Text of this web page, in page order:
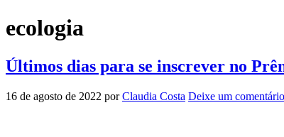
ecologia
Últimos dias para se inscrever no
16 de agosto de 2022 porClaudia Costa Deixe um comentário